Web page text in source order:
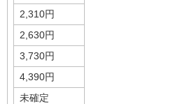
2,310円
2,630円
3,730円
4,390円
未確定